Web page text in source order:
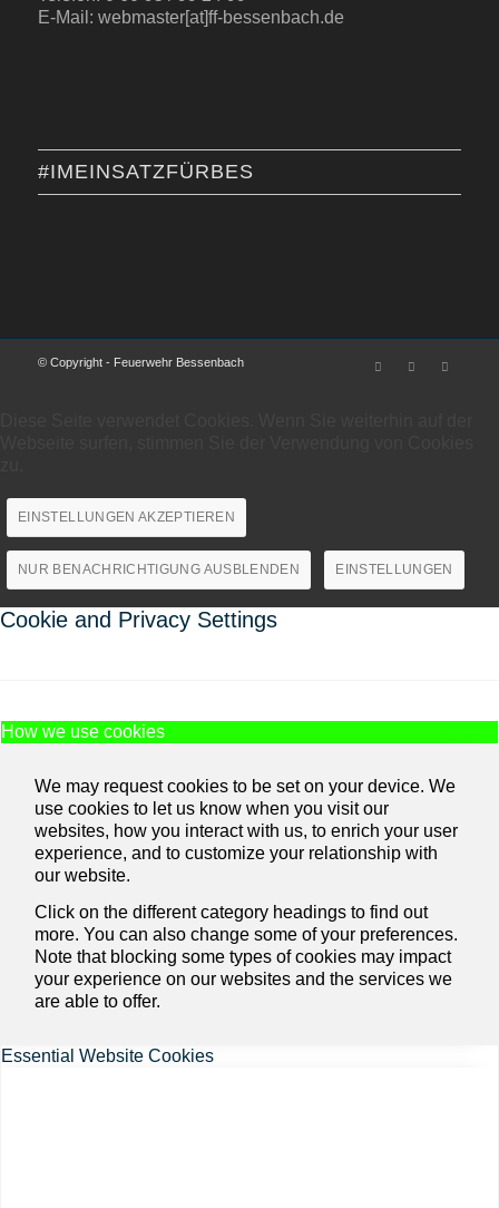
E-Mail: webmaster[at]ff-bessenbach.de
#IMEINSATZFÜRBES
© Copyright - Feuerwehr Bessenbach
EINSTELLUNGEN AKZEPTIEREN
NUR BENACHRICHTIGUNG AUSBLENDEN EINSTELLUNGEN
Cookie and Privacy Settings
How we use cookies
We may request cookies to be set on your device. We
use cookies to let us know when you visit our
websites, how you interact with us, to enrich your user
experience, and to customize your relationship with
our website.
Click on the different category headings to find out
more. You can also change some of your preferences.
Note that blocking some types of cookies may impact
your experience on our websites and the services we
are able to offer.
Essential Website Cookies